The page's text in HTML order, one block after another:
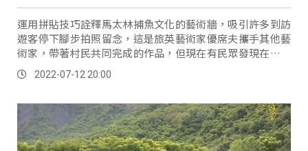
運用拼貼技巧詮釋馬太林捕魚文化的藝術牆，吸引許多到訪
遊客停下腳步拍照留念，這是旅英藝術家優席夫攜手其他藝
術家，帶著村民共同完成的作品，但現在有民眾發現在屏東
旭海草原遊樂區也有類似的作品。
2022-07-12 20:00